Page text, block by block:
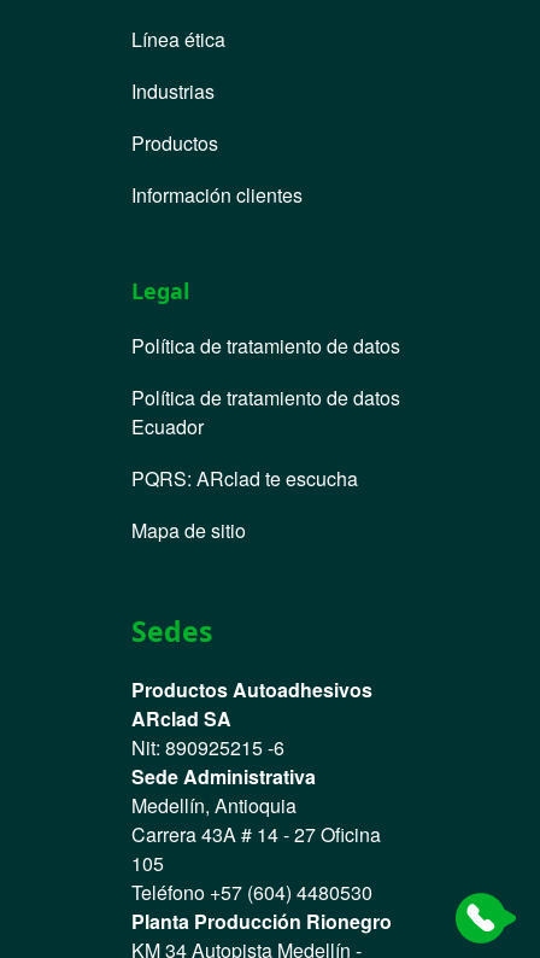
Línea ética
Industrias
Productos
Información clientes
Legal
Política de tratamiento de datos
Política de tratamiento de datos
Ecuador
PQRS: ARclad te escucha
Mapa de sitio
Sedes
Productos Autoadhesivos
ARclad SA
Nit: 890925215 -6
Sede Administrativa
Medellín, Antioquia
Carrera 43A # 14 - 27 Oficina
105
Teléfono +57 (604) 4480530
Planta Producción Rionegro
KM 34 Autopista Medellín -